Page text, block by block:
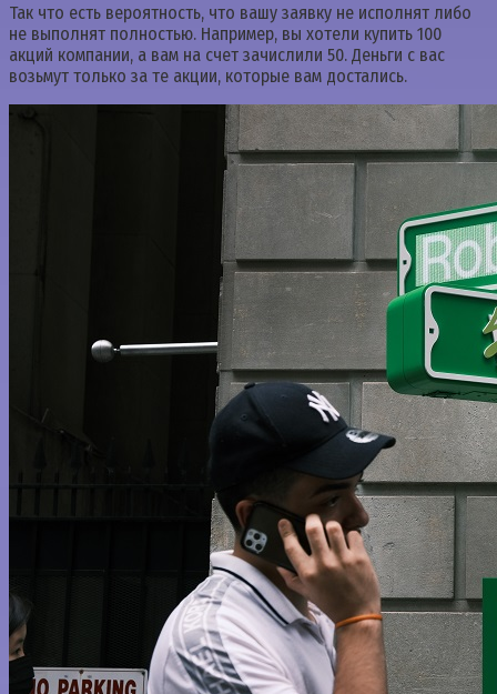
Так что есть вероятность, что вашу заявку не исполнят либо
не выполнят полностью. Например, вы хотели купить 100
акций компании, а вам на счет зачислили 50. Деньги с вас
возьмут только за те акции, которые вам достались.